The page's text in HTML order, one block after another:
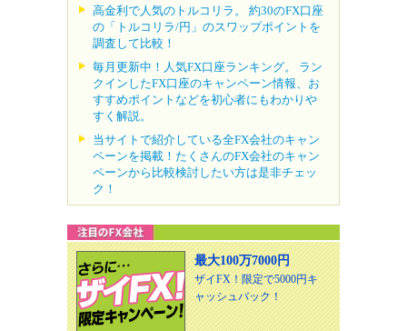
高金利で人気のトルコリラ。 約30のFX口座
の「トルコリラ/円」のスワップポイントを
調査して比較！
毎月更新中！人気FX口座ランキング。 ラン
クインしたFX口座のキャンペーン情報、お
すすめポイントなどを初心者にもわかりや
すく解説。
当サイトで紹介している全FX会社のキャン
ペーンを掲載！たくさんのFX会社のキャン
ペーンから比較検討したい方は是非チェッ
ク！
最大100万7000円
ザイFX！限定で5000円キ
ャッシュバック！